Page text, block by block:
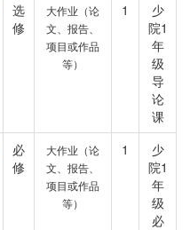
选
修
大作业（论
文、报告、
项目或作品
等）
1
少
院1
年
级
导
论
课
必
修
大作业（论
文、报告、
项目或作品
等）
1
少
院1
年
级
必